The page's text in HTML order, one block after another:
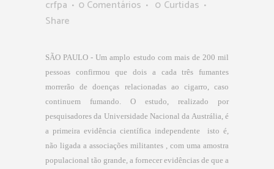
crfpa
0 Comentários 0 Curtidas
Share
SÃO PAULO -­ Um amplo estudo com mais de 200 mil
pessoas confirmou que dois a cada três fumantes
morrerão de doenças relacionadas ao cigarro, caso
continuem fumando. O estudo, realizado por
pesquisadores da Universidade Nacional da Austrália, é
a primeira evidência científica independente ­ isto é,
não ligada a associações militantes ­, com uma amostra
populacional tão grande, a fornecer evidências de que a